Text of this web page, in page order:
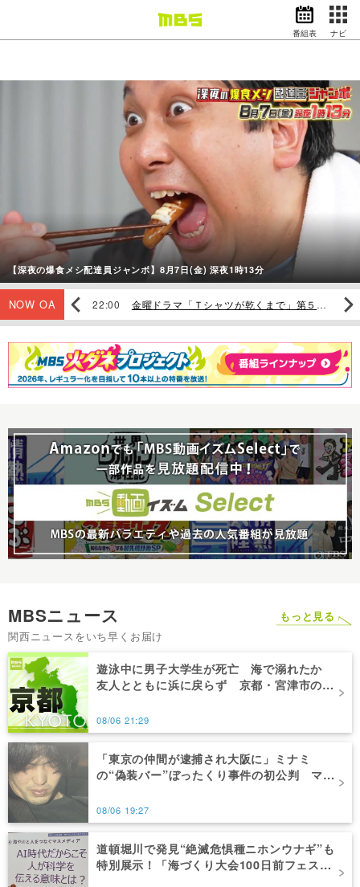
アニメ
天気・防災 イベント
映画 アナウンサー
グッズ
EN 検索 番組表
番組表 ナビ
【深夜の爆食メシ配達員ジャンボ】8月7日(金) 深夜1時13分
NOW OA
ド&コラボグッズプレゼント】 22:00 金曜ドラマ「Ｔシャツが乾くまで」第５話 誰にも迷惑かけないなら【解】
MBSニュース
関西ニュースをいち早くお届け
もっと見る
遊泳中に男子大学生が死亡 海で溺れたか
友人とともに浜に戻らず 京都・宮津市の由
08/06 21:29
「東京の仲間が逮捕され大阪に」ミナミ
の“偽装バー”ぼったくり事件の初公判 マッ
円だまし取った罪を認めた男
08/06 19:27
道頓堀川で発見“絶滅危惧種ニホンウナギ”も
特別展示！「海づくり大会100日前フェス